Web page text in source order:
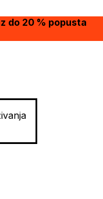
do 20 % popusta